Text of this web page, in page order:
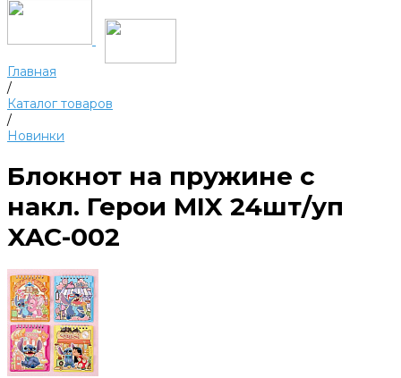
Главная
/
Каталог товаров
/
Новинки
Блокнот на пружине с
накл. Герои MIX 24шт/уп
XAC-002